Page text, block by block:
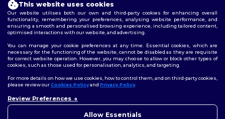
2026. All Rights Reserved
Terms & Conditions| Customization Policy
Policy|Site Map
Follow Us
This website uses cookies
Our website utilises both our own and third-party cookies for enhancing overall
functionality, remembering your preferences, analysing website performance, and
ensuring a smooth and personalised browsing experience, including tailored content,
optimised interactions with our website, and advertising.
You can manage your cookie preferences at any time. Essential cookies, which are
necessary for the functioning of the website, cannot be disabled as they are requisite
for correct website operation. However, you may choose to allow or block other types of
cookies, such as those used for personalisation, analytics, and targeting.
For more details on how we use cookies, how to control them, and on third-party cookies,
please review ourCookies Policyand Privacy Policy.
Review Preferences
Allow Essentials